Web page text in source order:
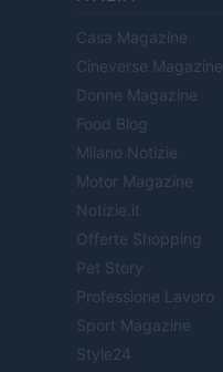
Casa Magazine
Cineverse Magazine
Donne Magazine
Food Blog
Milano Notizie
Motor Magazine
Notizie.it
Offerte Shopping
Pet Story
Professione Lavoro
Sport Magazine
Style24